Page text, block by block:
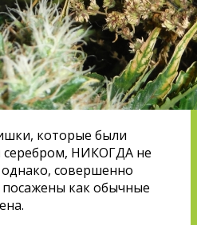
которые были
НИКОГДА не
однако, совершенно
как обычные